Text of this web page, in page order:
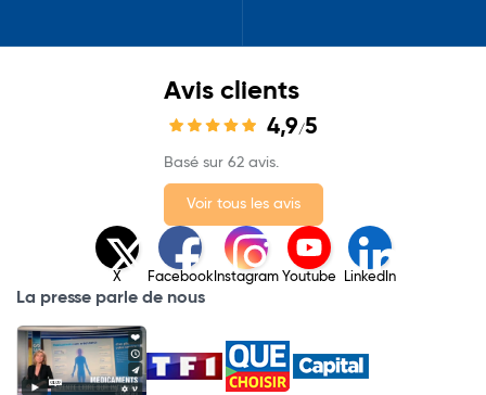
Avis clients
4,9/5
Basé sur 62 avis.
Voir tous les avis
X Facebook Instagram Youtube LinkedIn
La presse parle de nous